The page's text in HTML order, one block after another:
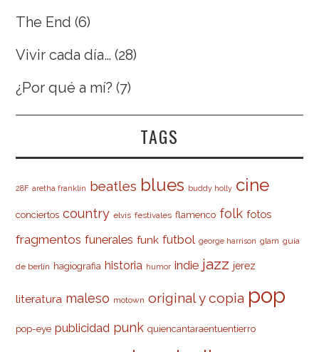
The End (6)
Vivir cada día… (28)
¿Por qué a mí? (7)
TAGS
28F aretha franklin beatles blues buddy holly cine
conciertos country elvis festivales flamenco folk fotos
fragmentos funerales funk futbol george harrison glam guía
de berlín hagiografia historia humor indie jazz jerez
literatura maleso motown original y copia pop
pop-eye publicidad punk quiencantaraentuentierro